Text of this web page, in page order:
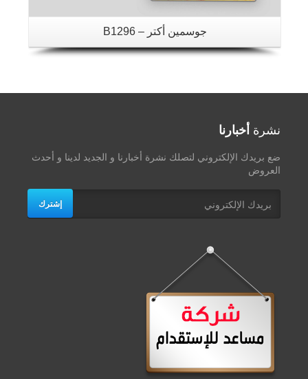
جوسمين أكتر – B1296
نشرة أخبارنا
ضع بريدك الإلكتروني لتصلك نشرة أخبارنا و الجديد لدينا و أحدث
العروض
إشترك